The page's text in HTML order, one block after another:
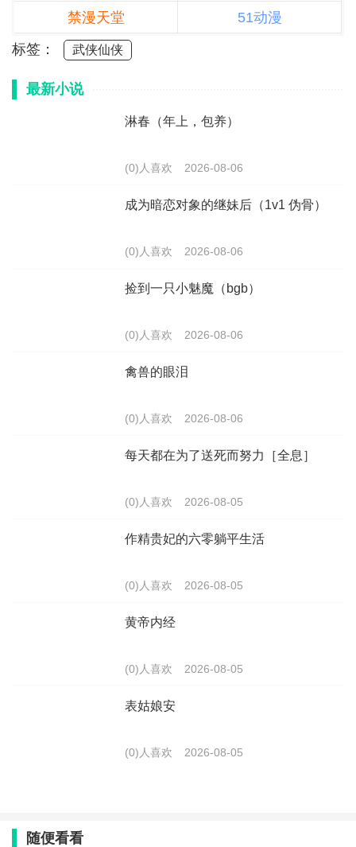
禁漫天堂
51动漫
标签：
武侠仙侠
最新小说
淋春（年上，包养）
(0)人喜欢 2026-08-06
成为暗恋对象的继妹后（1v1 伪骨）
(0)人喜欢 2026-08-06
捡到一只小魅魔（bgb）
(0)人喜欢 2026-08-06
禽兽的眼泪
(0)人喜欢 2026-08-06
每天都在为了送死而努力［全息］
(0)人喜欢 2026-08-05
作精贵妃的六零躺平生活
(0)人喜欢 2026-08-05
黄帝内经
(0)人喜欢 2026-08-05
表姑娘安
(0)人喜欢 2026-08-05
随便看看